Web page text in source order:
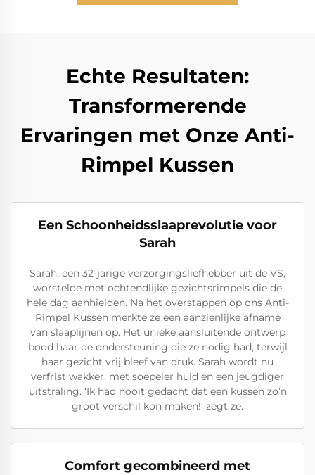
Echte Resultaten:
Transformerende
Ervaringen met Onze Anti-
Rimpel Kussen
Een Schoonheidsslaaprevolutie voor
Sarah
Sarah, een 32-jarige verzorgingsliefhebber uit de VS,
worstelde met ochtendlijke gezichtsrimpels die de
hele dag aanhielden. Na het overstappen op ons Anti-
Rimpel Kussen merkte ze een aanzienlijke afname
van slaaplijnen op. Het unieke aansluitende ontwerp
bood haar de ondersteuning die ze nodig had, terwijl
haar gezicht vrij bleef van druk. Sarah wordt nu
verfrist wakker, met soepeler huid en een jeugdiger
uitstraling. ‘Ik had nooit gedacht dat een kussen zo’n
groot verschil kon maken!’ zegt ze.
Comfort gecombineerd met